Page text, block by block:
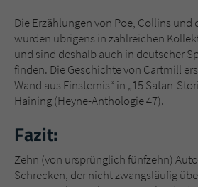
Die Erzählungen von Poe, Collins und
wurden übrigens in zahlreichen
und sind deshalb auch in deutscher
finden. Die Geschichte von Cartmill
Wand aus Finsternis“ in „15 Satan-
Haining (Heyne-Anthologie 47).
Fazit:
Zehn (von ursprünglich fünfzehn)
Schrecken, der nicht zwangsläufig